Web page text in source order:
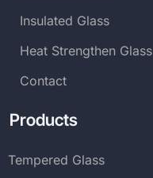
Insulated Glass
Heat Strengthen Glass
Contact
Products
Tempered Glass